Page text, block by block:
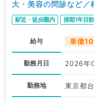
大・美容の問診など／
駅近・徒歩圏内 後期1年目
給与 単価
勤務月日 2026年
勤務地 東京都